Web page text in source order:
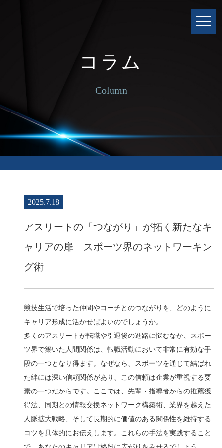
コラム
Column
2025.7.18
アスリートの「つながり」が拓く新たなキ
ャリアの扉—スポーツ界のネットワーキン
グ術
競技生活で培った仲間やコーチとのつながりを、どのように
キャリア形成に活かせばよいのでしょうか。
多くのアスリートが転職や引退後の進路に悩むなか、スポー
ツ界で築いた人間関係は、転職活動において非常に有効な手
段の一つとなり得ます。なぜなら、スポーツを通じて結ばれ
た絆には深い信頼関係があり、この信頼は企業が重視する要
素の一つだからです。ここでは、先輩・指導者からの推薦獲
得法、同期との情報交換ネットワーク構築術、業界を越えた
人脈拡大戦略、そして長期的に価値のある関係性を維持する
コツを具体的にお伝えします。これらの手法を実践すること
で、あなたのキャリアは格段に広がりをみせるでしょう。